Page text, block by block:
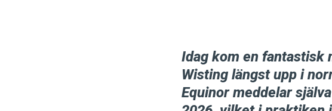
Idag kom en fantastisk
Wisting längst upp i
Equinor meddelar